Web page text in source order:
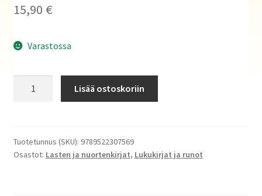
15,90 €
Varastossa
määrä
Lisää ostoskoriin
Tuotetunnus (SKU): 9789522307569
Osastot: Lasten ja nuortenkirjat, Lukukirjat ja runot